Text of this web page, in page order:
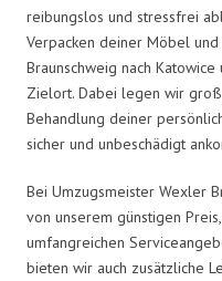
reibungslos und stressfrei
Verpacken deiner Möbel
Braunschweig nach
Zielort. Dabei legen wir
Behandlung deiner
sicher und unbeschädigt
Bei Umzugsmeister Wexler
von unserem günstigen
umfangreichen
bieten wir auch zusätzliche